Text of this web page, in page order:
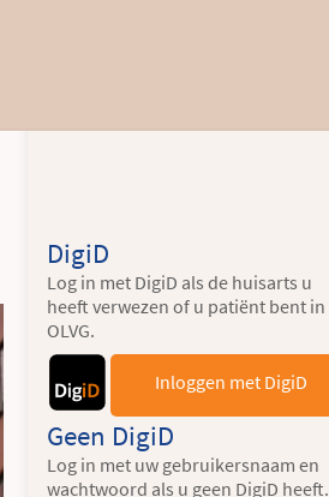
DigiD
Log in met DigiD als de huisarts u
heeft verwezen of u patiënt bent in
OLVG.
Inloggen met DigiD
Geen DigiD
Log in met uw gebruikersnaam en
wachtwoord als u geen DigiD heeft.